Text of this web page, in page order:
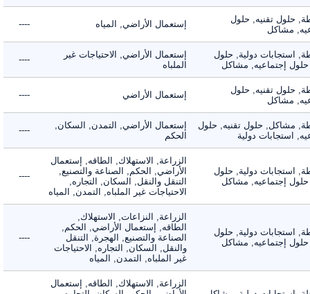
حلول تقنيه, حلول
مشاكل
إستعمال الأراضي, المياه ----
استجابات دولية, حلول
إجتماعيه, مشاكل
إستعمال الأراضي, الاحتياجات غير
الملباه
----
حلول تقنيه, حلول
مشاكل
إستعمال الأراضي ----
مشاكل, حلول تقنيه, حلول
استجابات دولية
إستعمال الأراضي, التمدن, السكان,
الحكم
----
استجابات دولية, حلول
إجتماعيه, مشاكل
الزراعة, الاستهلاك, الطاقه, إستعمال
الأراضي, الحكم, الصناعة والتصنيع,
التنقل والنقل, السكان, التجاره,
الاحتياجات غير الملباه, التمدن, المياه
----
استجابات دولية, حلول
إجتماعيه, مشاكل
الزراعة, النزاعات, الاستهلاك,
الطاقه, إستعمال الأراضي, الحكم,
الصناعة والتصنيع, الهجرة, التنقل
والنقل, السكان, التجاره, الاحتياجات
غير الملباه, التمدن, المياه
----
الزراعة, الاستهلاك, الطاقه, إستعمال